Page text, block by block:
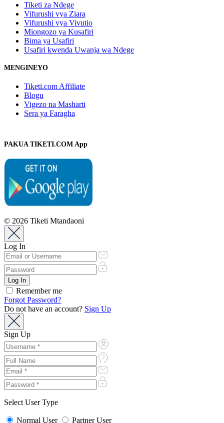
Tiketi za Ndege
Vifurushi vya Ziara
Vifurushi vya Vivutio
Miongozo ya Kusafiri
Bima ya Usafiri
Usafiri kwenda Uwanja wa Ndege
MENGINEYO
Tiketi.com Affiliate
Blogu
Vigezo na Masharti
Sera ya Faragha
PAKUA TIKETI.COM App
© 2026 Tiketi Mtandaoni
Log In
Remember me
Forgot Password?
Do not have an account? Sign Up
Sign Up
Select User Type
Normal User Partner User